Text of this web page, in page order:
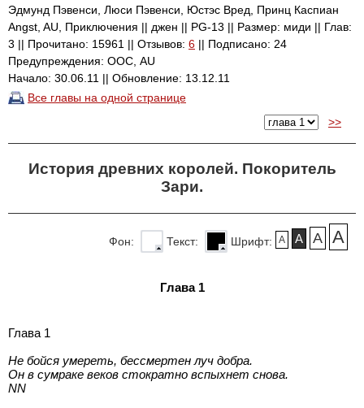
Эдмунд Пэвенси, Люси Пэвенси, Юстэс Вред, Принц Каспиан
Angst, AU, Приключения || джен || PG-13 || Размер: миди || Глав:
3 || Прочитано: 15961 || Отзывов: 6 || Подписано: 24
Предупреждения: ООС, AU
Начало: 30.06.11 || Обновление: 13.12.11
Все главы на одной странице
>>
История древних королей. Покоритель
Зари.
A A A A
Шрифт:
Текст:
Фон:
Глава 1
Глава 1
Не бойся умереть, бессмертен луч добра.
Он в сумраке веков стократно вспыхнет снова.
NN